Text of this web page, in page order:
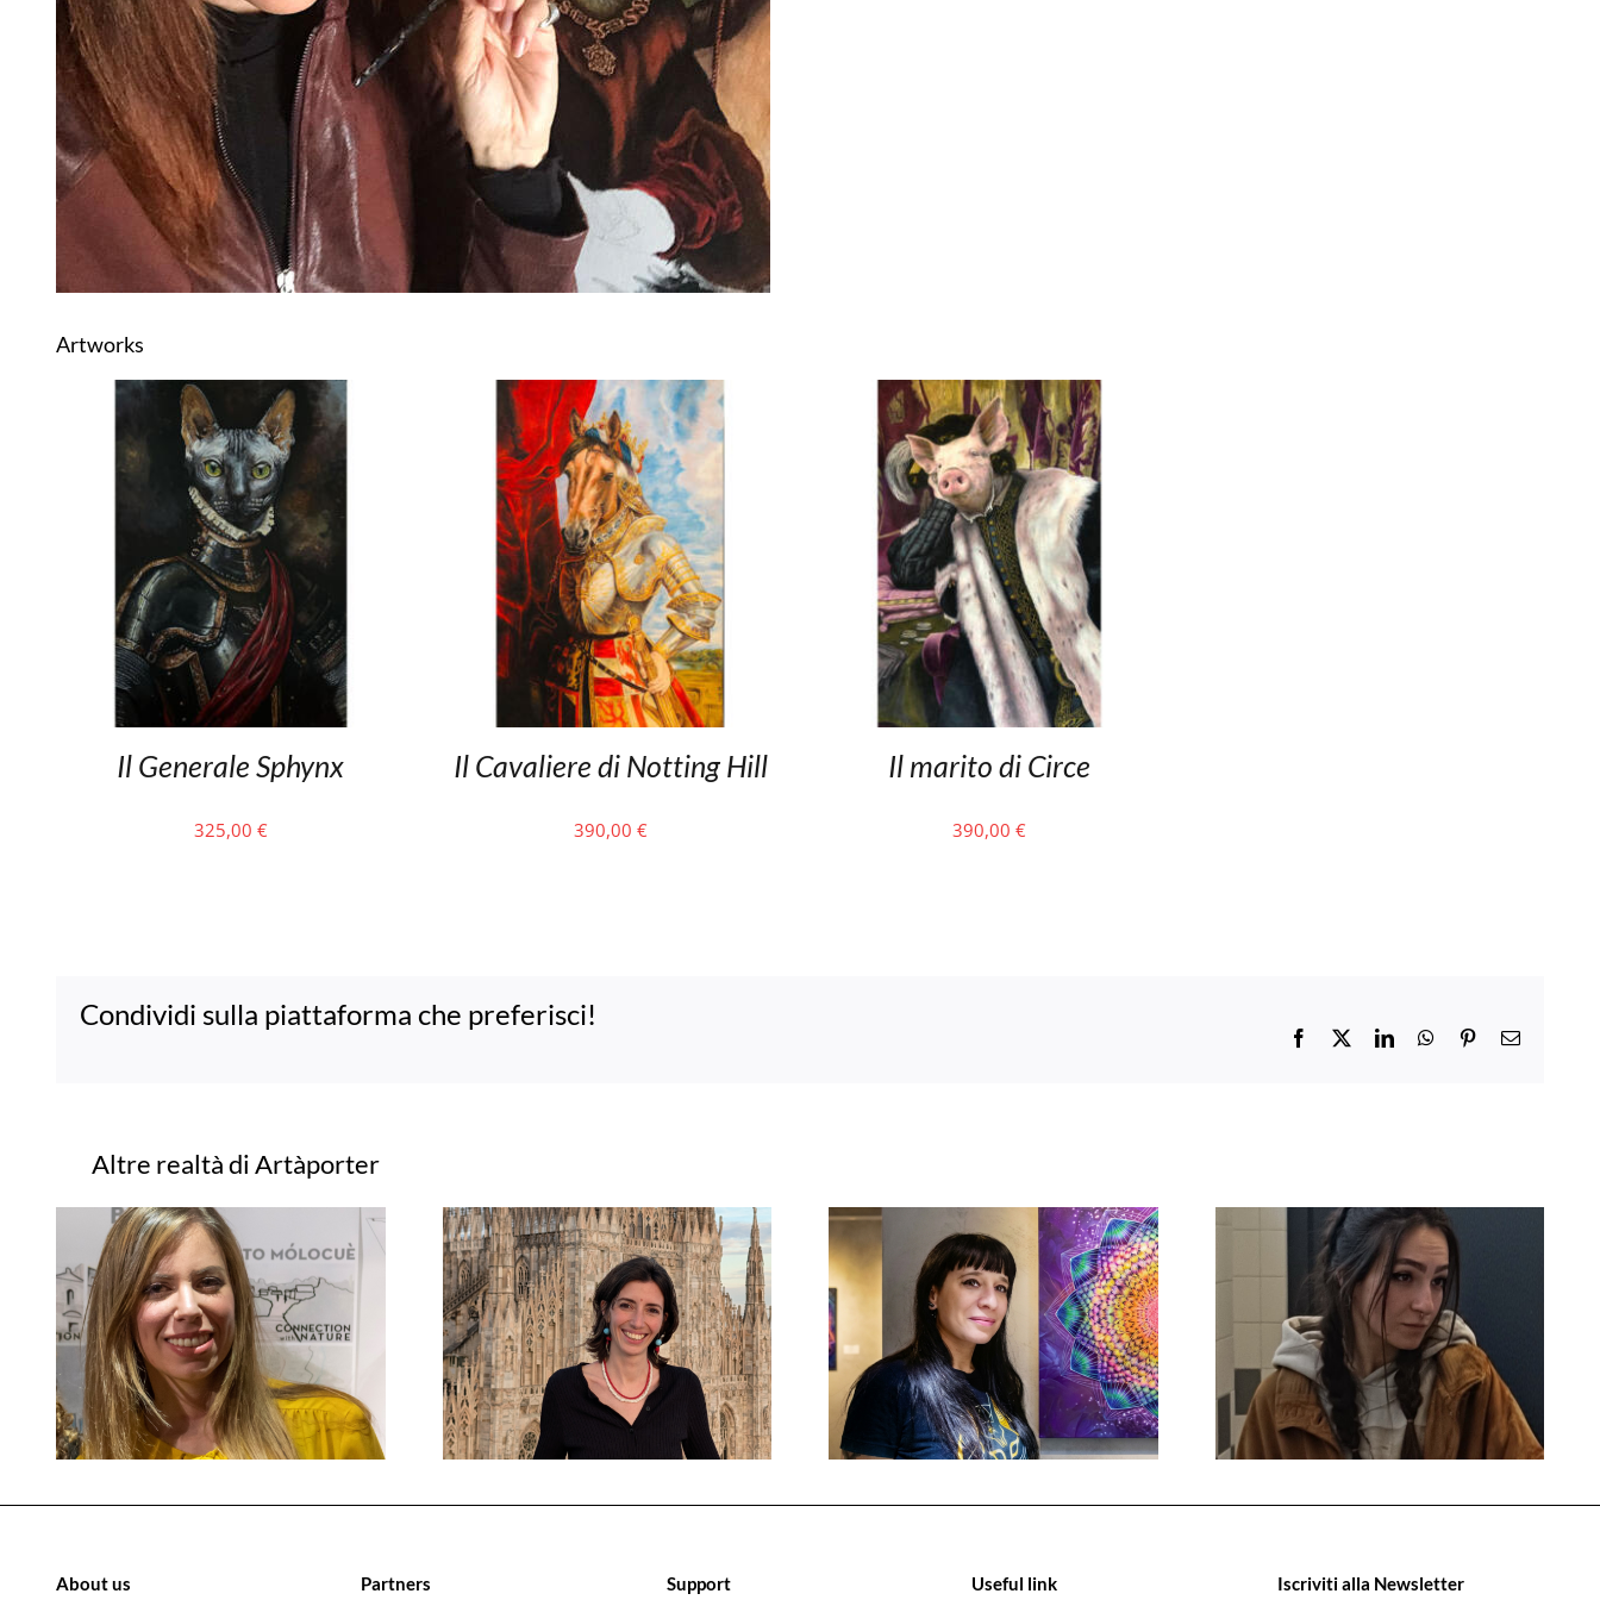
Artworks
Il Generale Sphynx
325,00 €
Il Cavaliere di Notting Hill
390,00 €
Il marito di Circe
390,00€
Condividi sulla piattaforma che preferisci!
Facebook
X LinkedInWhatsApp
PinterestEmail
Progetti correlati
About us Partners Support Useful link Iscriviti alla Newsletter